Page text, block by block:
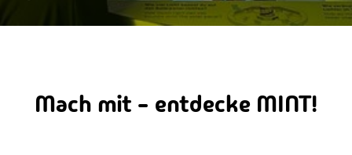
Mach mit - entdecke MINT!